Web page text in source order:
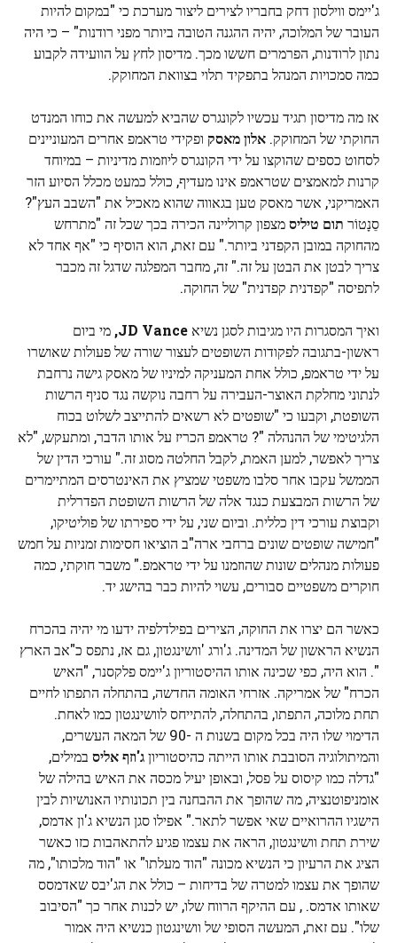
ג'יימס ווילסון דחק בחבריו לצירים ליצור מערכת כי "במקום להיות
העובר של המלוכה, יהיה ההגנה הטובה ביותר מפני רודנות" – כי היה
נתון לרודנות, הפרמרים חששו מכך. מדיסון לחץ על הוועידה לקבוע
כמה סמכויות המנהל בתפקיד תלוי בצוואת המחוקק.
אז מה מדיסון תגיד עכשיו לקונגרס שהביא למעשה את כוחו המנדט
החוקתי של המחוקק. אלון מאסק ופקידי טראמפ אחרים המעוניינים
לסחוט כספים שהוקצו על ידי הקונגרס ליוזמות מדיניות – במיוחד
קרנות למאמצים שטראמפ אינו מעדיף, כולל כמעט מכלל הסיוע הזר
האמריקני, אשר מאסק טען בגאווה שהוא מאכיל את "השבב העץ"?
סֵנָטוֹר תום טיליסמצפון קרוליינה הכירה בכך שכל זה "מתרחש
מהחוקה במובן הקפדני ביותר." עם זאת, הוא הוסיף כי "אף אחד לא
צריך לבטן את הבטן על זה." זה, מחבר המפלגה שדגל זה מכבר
לתפיסה "קפדנית קפדנית" של החוקה.
ואיך המסגרות היו מגיבות לסגן נשיאJD Vance, מי ביום
ראשון-בתגובה לפקודות השופטים לעצור שורה של פעולות שאושרו
על ידי טראמפ, כולל אחת המעניקה למיניו של מאסק גישה נרחבת
לנתוני מחלקת האוצר-העבירה על רחבה נוקשה נגד סניף הרשות
השופטת, וקבעו כי "שופטים לא רשאים להתייצב לשלוט בכוח
הלגיטימי של ההנהלה "? טראמפ הכריז על אותו הדבר, ומתעקש, "לא
צריך לאפשר, למען האמת, לקבל החלטה מסוג זה." עורכי הדין של
הממשל עקבו אחר סלבו משפטי שמציץ את האינטרסים המתיימרים
של הרשות המבצעת כנגד אלה של הרשות השופטת הפדרלית
וקבוצת עורכי דין כללית. וביום שני, על ידי ספירתו של פוליטיקו,
"חמישה שופטים שונים ברחבי ארה"ב הוציאו חסימות זמניות על חמש
פעולות מנהלים שונות שהוזמנו על ידי טראמפ." משבר חוקתי, כמה
חוקרים משפטיים סבורים, עשוי להיות כבר בהישג יד.
כאשר הם יצרו את החוקה, הצירים בפילדלפיה ידעו מי יהיה בהכרח
הנשיא הראשון של המדינה. ג'ורג 'וושינגטון, גם אז, נתפס כ"אב הארץ
". הוא היה, כפי שכינה אותו ההיסטוריון ג'יימס פלקסנר, "האיש
הכרח" של אמריקה. אזרחי האומה החדשה, בהתחלה התפתו לחיים
תחת מלוכה, התפתו, בהתחלה, להתייחס לוושינגטון כמו לאחת.
הדימוי שלו היה בכל מקום בשנות ה -90 של המאה העשרים,
והמיתולוגיה הסובבת אותו הייתה כהיסטוריוןג'וזף אליס במילים,
"גדלה כמו קיסוס על פסל, ובאופן יעיל מכסה את האיש בהילה של
אומניפוטנציה, מה שהופך את ההבחנה בין תכונותיו האנושיות לבין
הישגיו ההרואיים שאי אפשר לתאר." אפילו סגן הנשיא ג'ון אדמס,
שירת תחת וושינגטון, הראה את עצמו פגיע להתאהבות כזו כאשר
הציג את הרעיון כי הנשיא מכונה "הוד מעלתו" או "הוד מלכותו", מה
שהופך את עצמו למטרה של בדיחות – כולל את הג'יבס שאדמסס
שאותו אדמס. , עם ההיקף הרווח שלו, יש לכנות אחר כך "הסיבוב
שלו". עם זאת, המעשה הסופי של וושינגטון כנשיא היה אמור